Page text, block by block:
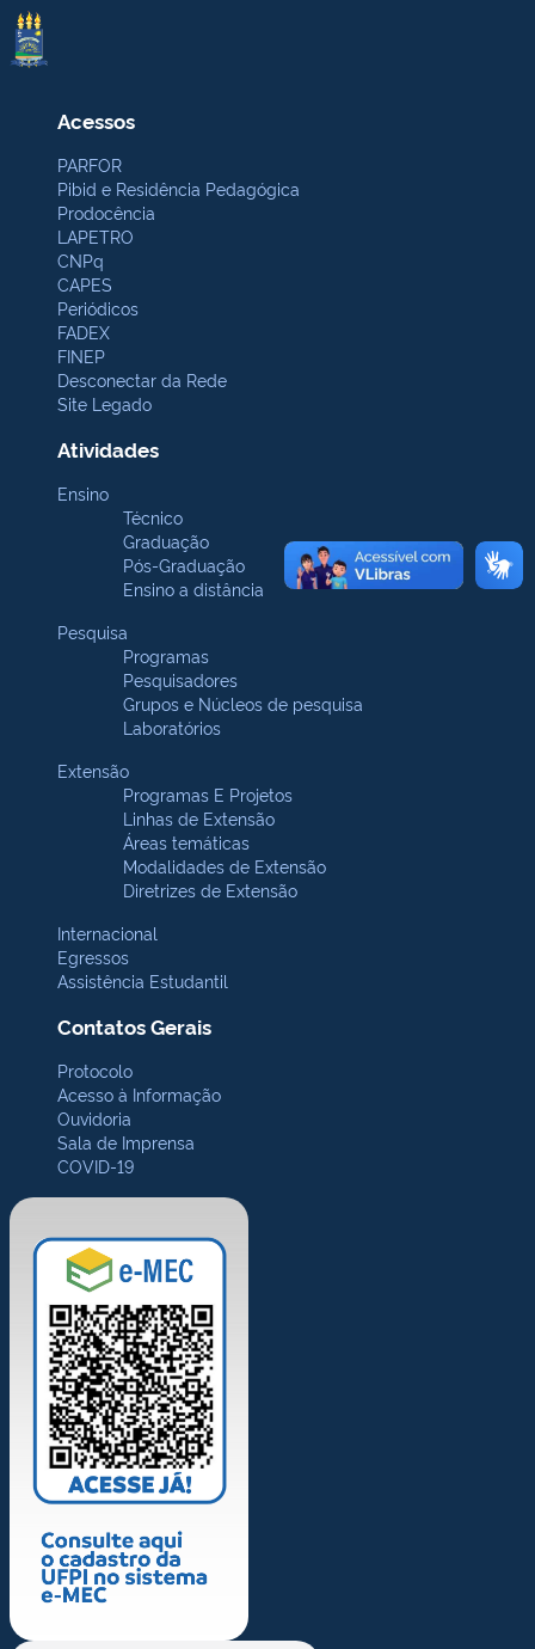
Acessos
PARFOR
Pibid e Residência Pedagógica
Prodocência
LAPETRO
CNPq
CAPES
Periódicos
FADEX
FINEP
Desconectar da Rede
Site Legado
Atividades
Ensino
Técnico
Graduação
Pós-Graduação
Ensino a distância
Pesquisa
Programas
Pesquisadores
Grupos e Núcleos de pesquisa
Laboratórios
Extensão
Programas E Projetos
Linhas de Extensão
Áreas temáticas
Modalidades de Extensão
Diretrizes de Extensão
Internacional
Egressos
Assistência Estudantil
Contatos Gerais
Protocolo
Acesso à Informação
Ouvidoria
Sala de Imprensa
COVID-19